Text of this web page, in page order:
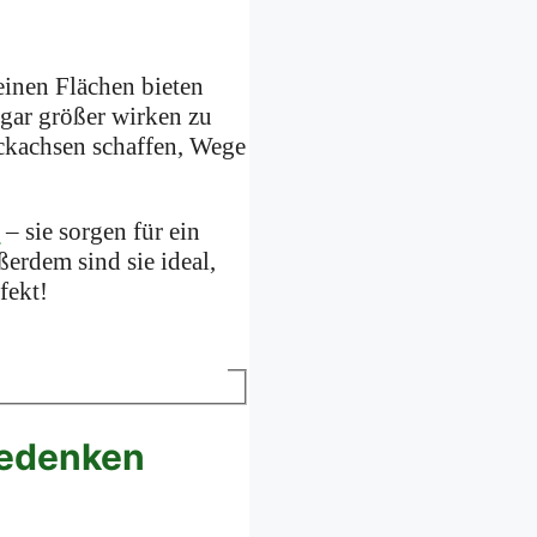
Flächen bieten
größer wirken zu
schaffen, Wege
– sie sorgen für ein
sind sie ideal,